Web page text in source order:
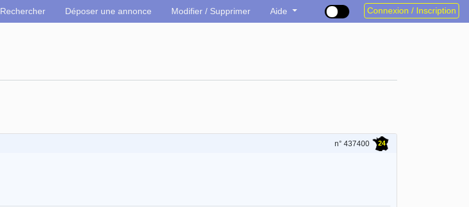
Rechercher Déposer une annonce Modifier / Supprimer Aide Connexion / Inscription
n° 437400 24